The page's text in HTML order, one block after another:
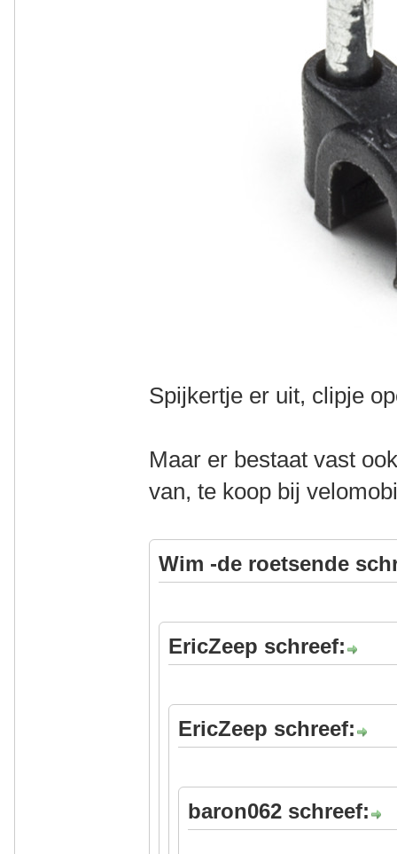
Spijkertje er uit, clipje
Maar er bestaat vast
van, te koop bij
Wim -de roetsende
EricZeep schreef:
EricZeep schreef:
baron062 schreef: